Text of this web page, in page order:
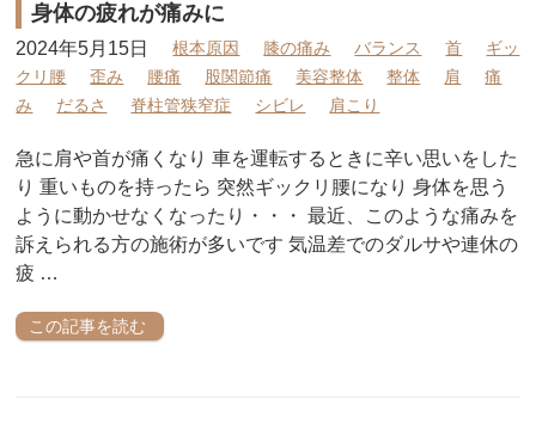
身体の疲れが痛みに
2024年5月15日 根本原因 膝の痛み バランス 首
ギッ
クリ腰
歪み 腰痛 股関節痛 美容整体 整体 肩
痛
み
だるさ 脊柱管狭窄症 シビレ 肩こり
急に肩や首が痛くなり 車を運転するときに辛い思いをした
り 重いものを持ったら 突然ギックリ腰になり 身体を思う
ように動かせなくなったり・・・ 最近、このような痛みを
訴えられる方の施術が多いです 気温差でのダルサや連休の
疲 …
この記事を読む